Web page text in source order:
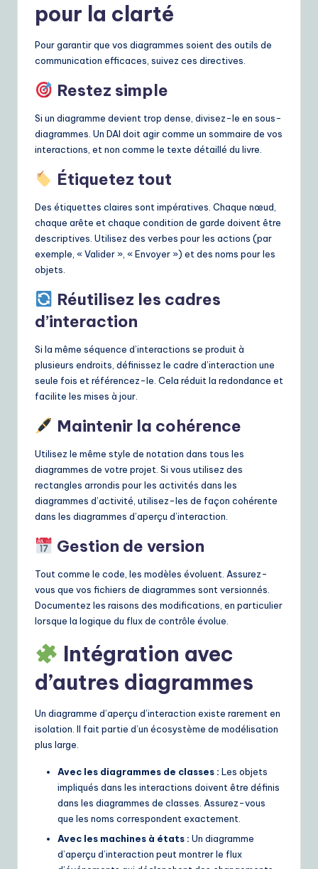
pour la clarté
Pour garantir que vos diagrammes soient des outils de
communication efficaces, suivez ces directives.
Restez simple
Si un diagramme devient trop dense, divisez-le en sous-
diagrammes. Un DAI doit agir comme un sommaire de vos
interactions, et non comme le texte détaillé du livre.
Étiquetez tout
Des étiquettes claires sont impératives. Chaque nœud,
chaque arête et chaque condition de garde doivent être
descriptives. Utilisez des verbes pour les actions (par
exemple, « Valider », « Envoyer ») et des noms pour les
objets.
Réutilisez les cadres
d’interaction
Si la même séquence d’interactions se produit à
plusieurs endroits, définissez le cadre d’interaction une
seule fois et référencez-le. Cela réduit la redondance et
facilite les mises à jour.
Maintenir la cohérence
Utilisez le même style de notation dans tous les
diagrammes de votre projet. Si vous utilisez des
rectangles arrondis pour les activités dans les
diagrammes d’activité, utilisez-les de façon cohérente
dans les diagrammes d’aperçu d’interaction.
Gestion de version
Tout comme le code, les modèles évoluent. Assurez-
vous que vos fichiers de diagrammes sont versionnés.
Documentez les raisons des modifications, en particulier
lorsque la logique du flux de contrôle évolue.
Intégration avec
d’autres diagrammes
Un diagramme d’aperçu d’interaction existe rarement en
isolation. Il fait partie d’un écosystème de modélisation
plus large.
Avec les diagrammes de classes : Les objets
impliqués dans les interactions doivent être définis
dans les diagrammes de classes. Assurez-vous
que les noms correspondent exactement.
Avec les machines à états : Un diagramme
d’aperçu d’interaction peut montrer le flux